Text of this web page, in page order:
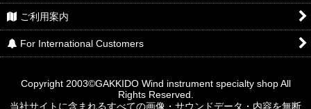
ご利用案内
For International Customers
Copyright 2003©GAKKIDO Wind instrument specialty shop All
Rights Reserved.
当社サイトに含まれるすべての画像・サウンドデータ・内容を無断